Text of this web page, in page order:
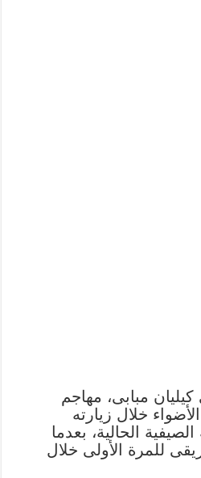
مبابى، مهاجم
خلال زيارته
الحالية، بعدما
للمرة الأولى خلال